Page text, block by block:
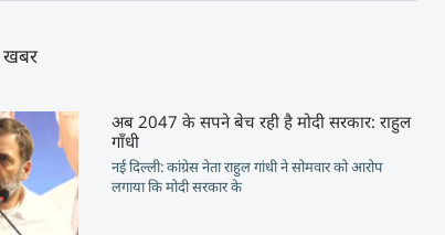
खबर
अब 2047 के सपने बेच रही है मोदी सरकार: राहुल
गाँधी
नई दिल्ली: कांग्रेस नेता राहुल गांधी ने सोमवार को आरोप
लगाया कि मोदी सरकार के